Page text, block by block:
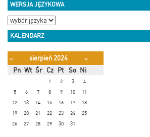
WERSJA JĘZYKOWA
KALENDARZ
« sierpień 2024
»
Pn Wt Śr Cz Pt So Ni
1 2 3
4
5
6 7 8 9 10
11
12
13 14 15 16 17
18
19
20 21 22 23 24
25
26
27 28 29 30 31